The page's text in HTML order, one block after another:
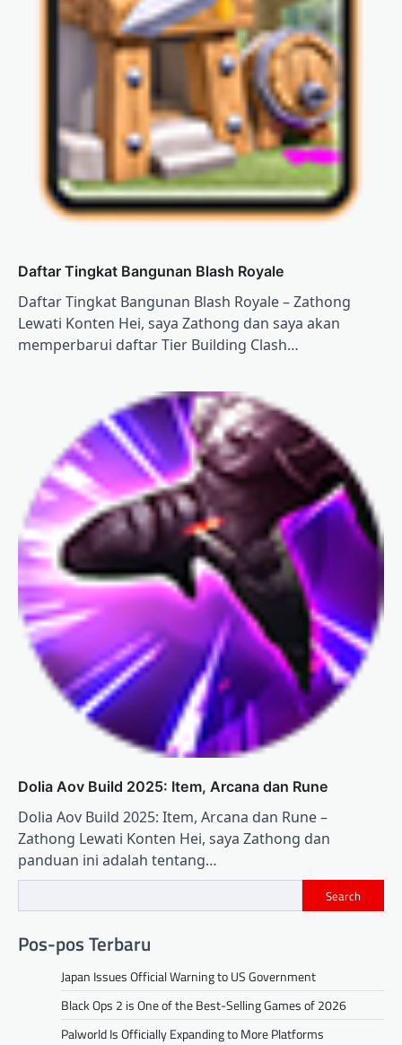
Daftar Tingkat Bangunan Blash Royale
Daftar Tingkat Bangunan Blash Royale – Zathong
Lewati Konten Hei, saya Zathong dan saya akan
memperbarui daftar Tier Building Clash…
Dolia Aov Build 2025: Item, Arcana dan Rune
Dolia Aov Build 2025: Item, Arcana dan Rune –
Zathong Lewati Konten Hei, saya Zathong dan
panduan ini adalah tentang…
Search
Pos-pos Terbaru
Japan Issues Official Warning to US Government
Black Ops 2 is One of the Best-Selling Games of 2026
Palworld Is Officially Expanding to More Platforms